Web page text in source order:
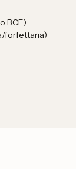
BCE)
forfettaria)